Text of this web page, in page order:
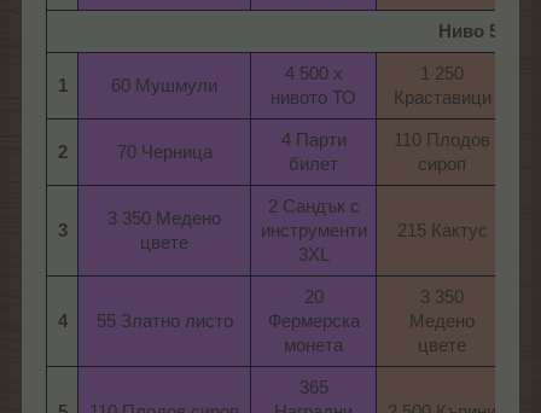
Ниво 5
1 60 Мушмули​
4 500 х
нивото ТО​
1 250
Краставици​
2 70 Черница​
4 Парти
билет​
110 Плодов
сироп​
3
3 350 Медено
цвете​
2 Сандък с
инструменти
3XL​
215 Кактус​
4 55 Златно листо​
20
Фермерска
монета​
3 350
Медено
цвете​
365